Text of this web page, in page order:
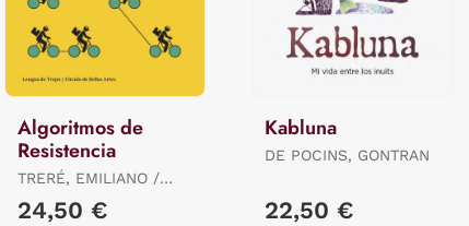
Algoritmos de
Resistencia
TRERÉ, EMILIANO /
BONINI, TIZIANO
24,50 €
Kabluna
DE POCINS, GONTRAN
22,50 €